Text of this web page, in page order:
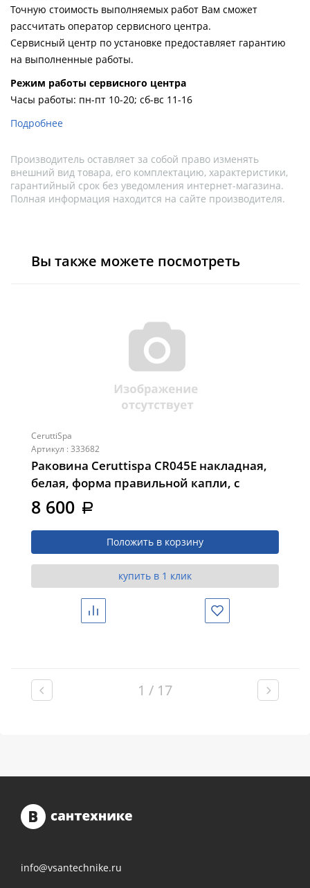
Точную стоимость выполняемых работ Вам сможет
рассчитать оператор сервисного центра.
Сервисный центр по установке предоставляет гарантию
на выполненные работы.
Pежим работы сервисного центра
Часы работы: пн-пт 10-20; сб-вс 11-16
Подробнее
Производитель оставляет за собой право изменять
внешний вид товара, его комплектацию, характеристики,
гарантийный срок без уведомления интернет-магазина.
Полная информация находится на сайте производителя.
Вы также можете посмотреть
CeruttiSpa
Артикул : 333682
Раковина Ceruttispa CR045E накладная,
белая, форма правильной капли, с
переливом, 475х470х180
8 600 a
Положить в корзину
купить в 1 клик
Сравнить Избранное
1 / 17
info@vsantechnike.ru